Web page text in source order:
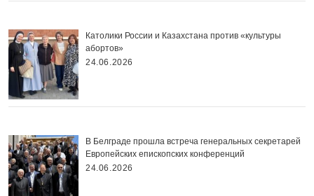
Католики России и Казахстана против «культуры
абортов»
24.06.2026
В Белграде прошла встреча генеральных секретарей
Европейских епископских конференций
24.06.2026